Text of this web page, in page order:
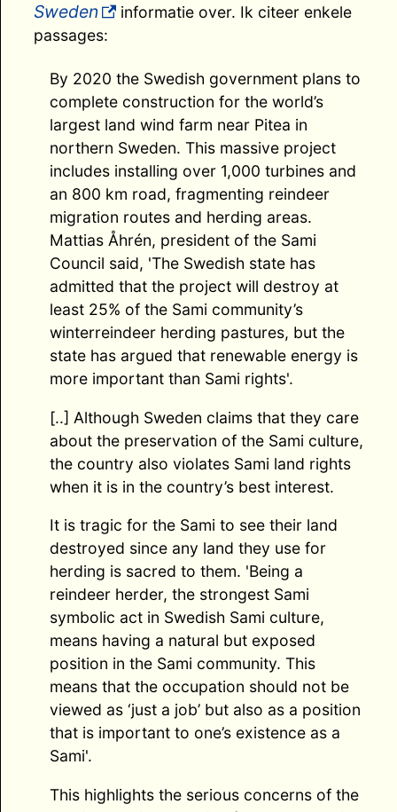
Sweden
informatie over. Ik citeer enkele
passages:
By 2020 the Swedish government plans to
complete construction for the world’s
largest land wind farm near Pitea in
northern Sweden. This massive project
includes installing over 1,000 turbines and
an 800 km road, fragmenting reindeer
migration routes and herding areas.
Mattias Åhrén, president of the Sami
Council said, 'The Swedish state has
admitted that the project will destroy at
least 25% of the Sami community’s
winterreindeer herding pastures, but the
state has argued that renewable energy is
more important than Sami rights'.
[..] Although Sweden claims that they care
about the preservation of the Sami culture,
the country also violates Sami land rights
when it is in the country’s best interest.
It is tragic for the Sami to see their land
destroyed since any land they use for
herding is sacred to them. 'Being a
reindeer herder, the strongest Sami
symbolic act in Swedish Sami culture,
means having a natural but exposed
position in the Sami community. This
means that the occupation should not be
viewed as ‘just a job’ but also as a position
that is important to one’s existence as a
Sami'.
This highlights the serious concerns of the